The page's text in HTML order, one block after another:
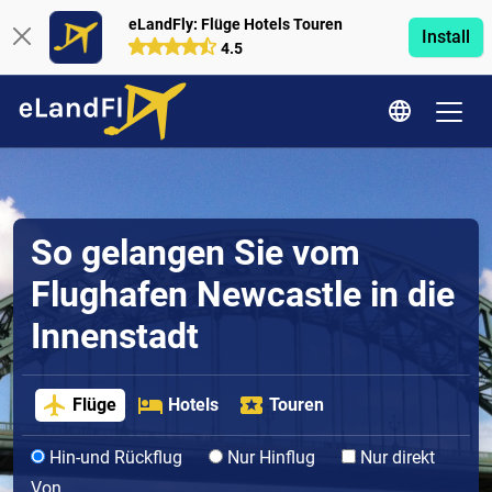
eLandFly: Flüge Hotels Touren
4.5
Install
So gelangen Sie vom
Flughafen Newcastle in die
Innenstadt
Flüge Hotels Touren
Hin-und Rückflug Nur Hinflug
Nur direkt